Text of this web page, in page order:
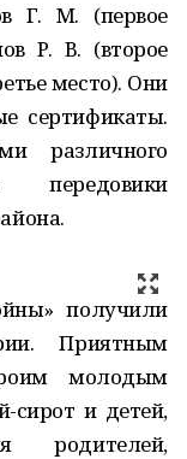
Г. М. (первое
Р. В. (второе
место). Они
сертификаты.
различного
получили
Приятным
молодым
сирот и детей,
родителей,